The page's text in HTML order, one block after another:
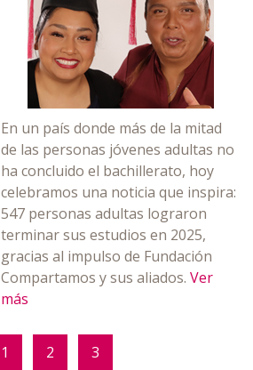
En un país donde más de la mitad
de las personas jóvenes adultas no
ha concluido el bachillerato, hoy
celebramos una noticia que inspira:
547 personas adultas lograron
terminar sus estudios en 2025,
gracias al impulso de Fundación
Compartamos y sus aliados.Ver
más
1 2 3